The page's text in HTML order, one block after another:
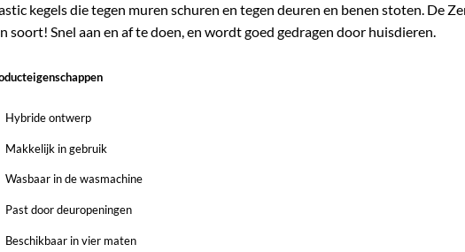
kegels die tegen muren schuren en tegen deuren en benen stoten. De
soort! Snel aan en af te doen, en wordt goed gedragen door huisdieren.
Hybride ontwerp
Makkelijk in gebruik
Wasbaar in de wasmachine
Past door deuropeningen
Beschikbaar in vier maten